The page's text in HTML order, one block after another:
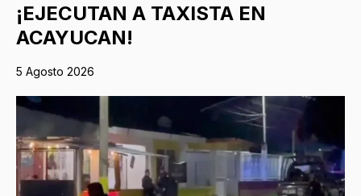
¡EJECUTAN A TAXISTA EN
ACAYUCAN!
5 Agosto 2026